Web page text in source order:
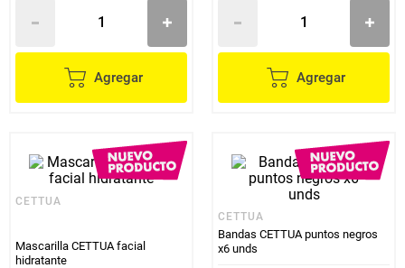
Agregar Agregar
CETTUA
Mascarilla CETTUA facial
hidratante
CETTUA
Bandas CETTUA puntos negros
x6 unds